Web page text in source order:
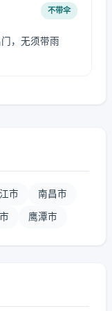
不带伞
，无须带雨
市 南昌市
鹰潭市